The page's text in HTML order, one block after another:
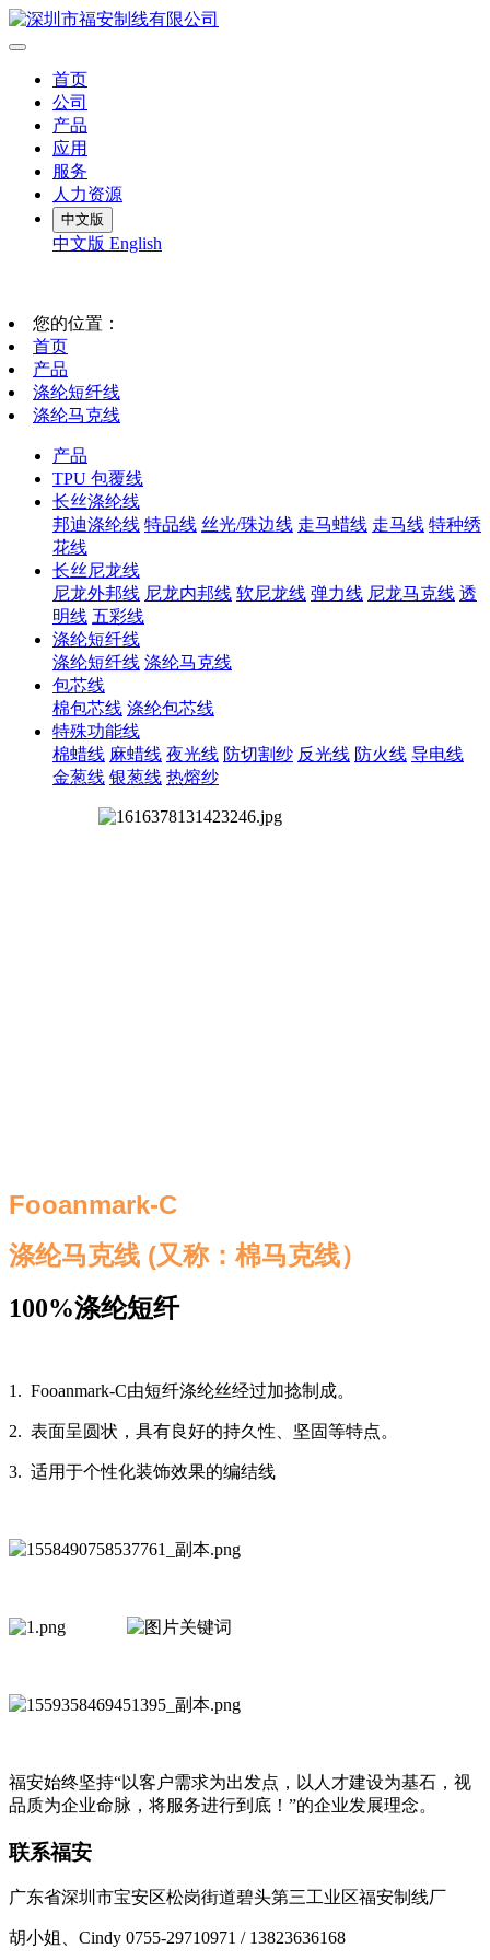
首页
公司
产品
应用
服务
人力资源
中文版
中文版 English
您的位置：
首页
产品
涤纶短纤线
涤纶马克线
产品
TPU 包覆线
长丝涤纶线
邦迪涤纶线 特品线 丝光/珠边线 走马蜡线 走马线 特种绣
花线
长丝尼龙线
尼龙外邦线 尼龙内邦线 软尼龙线 弹力线 尼龙马克线 透
明线 五彩线
涤纶短纤线
涤纶短纤线 涤纶马克线
包芯线
棉包芯线 涤纶包芯线
特殊功能线
棉蜡线 麻蜡线 夜光线 防切割纱 反光线 防火线 导电线
金葱线 银葱线 热熔纱
Fooanmark-C
涤纶马克线 (又称：棉马克线）
100%涤纶短纤
1. Fooanmark-C由短纤涤纶丝经过加捻制成。
2. 表面呈圆状，具有良好的持久性、坚固等特点。
3. 适用于个性化装饰效果的编结线
福安始终坚持“以客户需求为出发点，以人才建设为基石，视
品质为企业命脉，将服务进行到底！”的企业发展理念。
联系福安
广东省深圳市宝安区松岗街道碧头第三工业区福安制线厂
胡小姐、Cindy 0755-29710971 / 13823636168